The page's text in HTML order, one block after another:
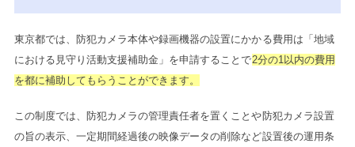
東京都では、防犯カメラ本体や録画機器の設置にかかる費用は「地域
における見守り活動支援補助金」を申請することで2分の1以内の費用
を都に補助してもらうことができます。
この制度では、防犯カメラの管理責任者を置くことや防犯カメラ設置
の旨の表示、一定期間経過後の映像データの削除など設置後の運用条